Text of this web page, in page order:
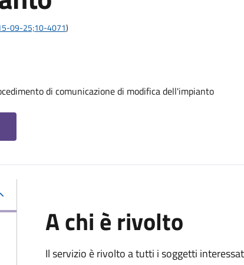
09-25;10-4071)
di comunicazione di modifica dell'impianto
A chi è rivolto
Il servizio è rivolto a tutti i soggetti